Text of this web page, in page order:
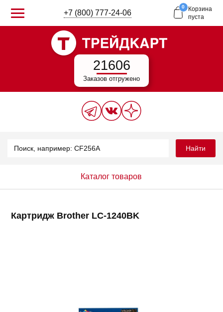
+7 (800) 777-24-06
0
Корзина
пуста
21606
Заказов отгружено
Найти
Каталог товаров
Картридж Brother LC-1240BK